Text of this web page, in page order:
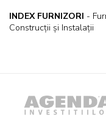
INDEX FURNIZORI -
Construcții și Instalații